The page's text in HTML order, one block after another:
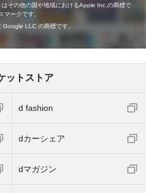
その他の国や地域におけるApple Inc.の商標で
ークです。
LLC の商標です。
ットストア
d fashion
dカーシェア
dマガジン